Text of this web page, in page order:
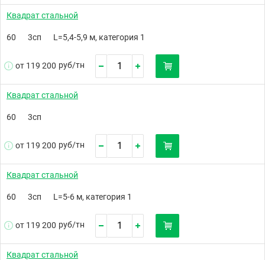
Квадрат стальной
60 3сп L=5,4-5,9 м, категория 1
от 119 200 руб/тн
Квадрат стальной
60 3сп
от 119 200 руб/тн
Квадрат стальной
60 3сп L=5-6 м, категория 1
от 119 200 руб/тн
Квадрат стальной